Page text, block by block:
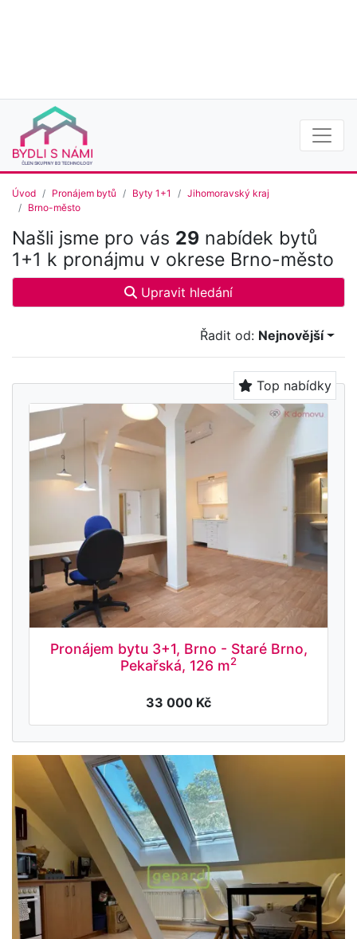
Úvod Pronájem bytů Byty 1+1
Jihomoravský kraj
Brno-město
Našli jsme pro vás 29 nabídek bytů
1+1 k pronájmu v okrese Brno-město
Upravit hledání
Řadit od: Nejnovější
Top nabídky
Pronájem bytu 3+1, Brno - Staré Brno,
Pekařská, 126 m2
33 000 Kč